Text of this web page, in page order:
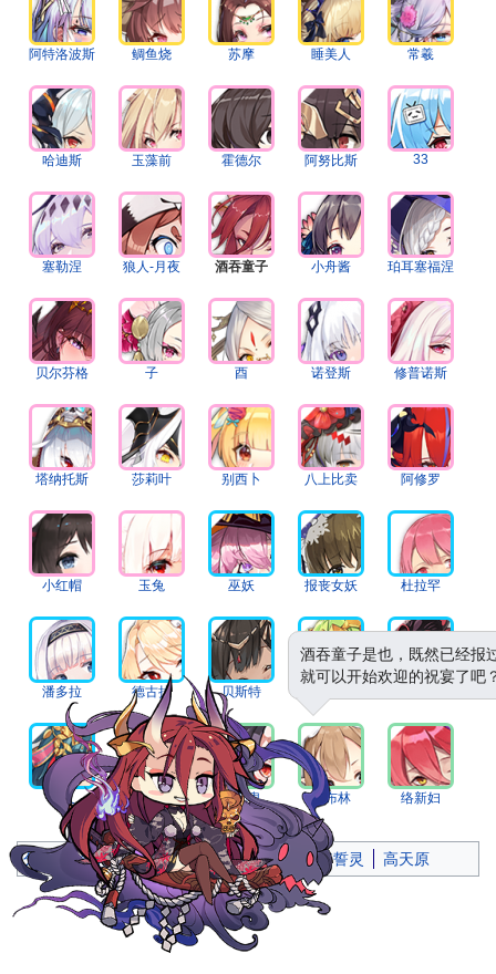
阿特洛波斯 鲷鱼烧 苏摩 睡美人 常羲
哈迪斯 玉藻前 霍德尔 阿努比斯 33
塞勒涅 狼人-月夜 酒吞童子 小舟酱 珀耳塞福涅
贝尔芬格 子 酉 诺登斯 修普诺斯
塔纳托斯 莎莉叶 别西卜 八上比卖 阿修罗
小红帽 玉兔 巫妖 报丧女妖 杜拉罕
潘多拉 德古拉 贝斯特
夜叉 魅魔 天邪鬼 哥布林 络新妇
酒吞童子是也，既然已经报
就可以开始欢迎的祝宴了吧
分类 含有受损文件链接的页面 誓灵 暗誓灵 高天原